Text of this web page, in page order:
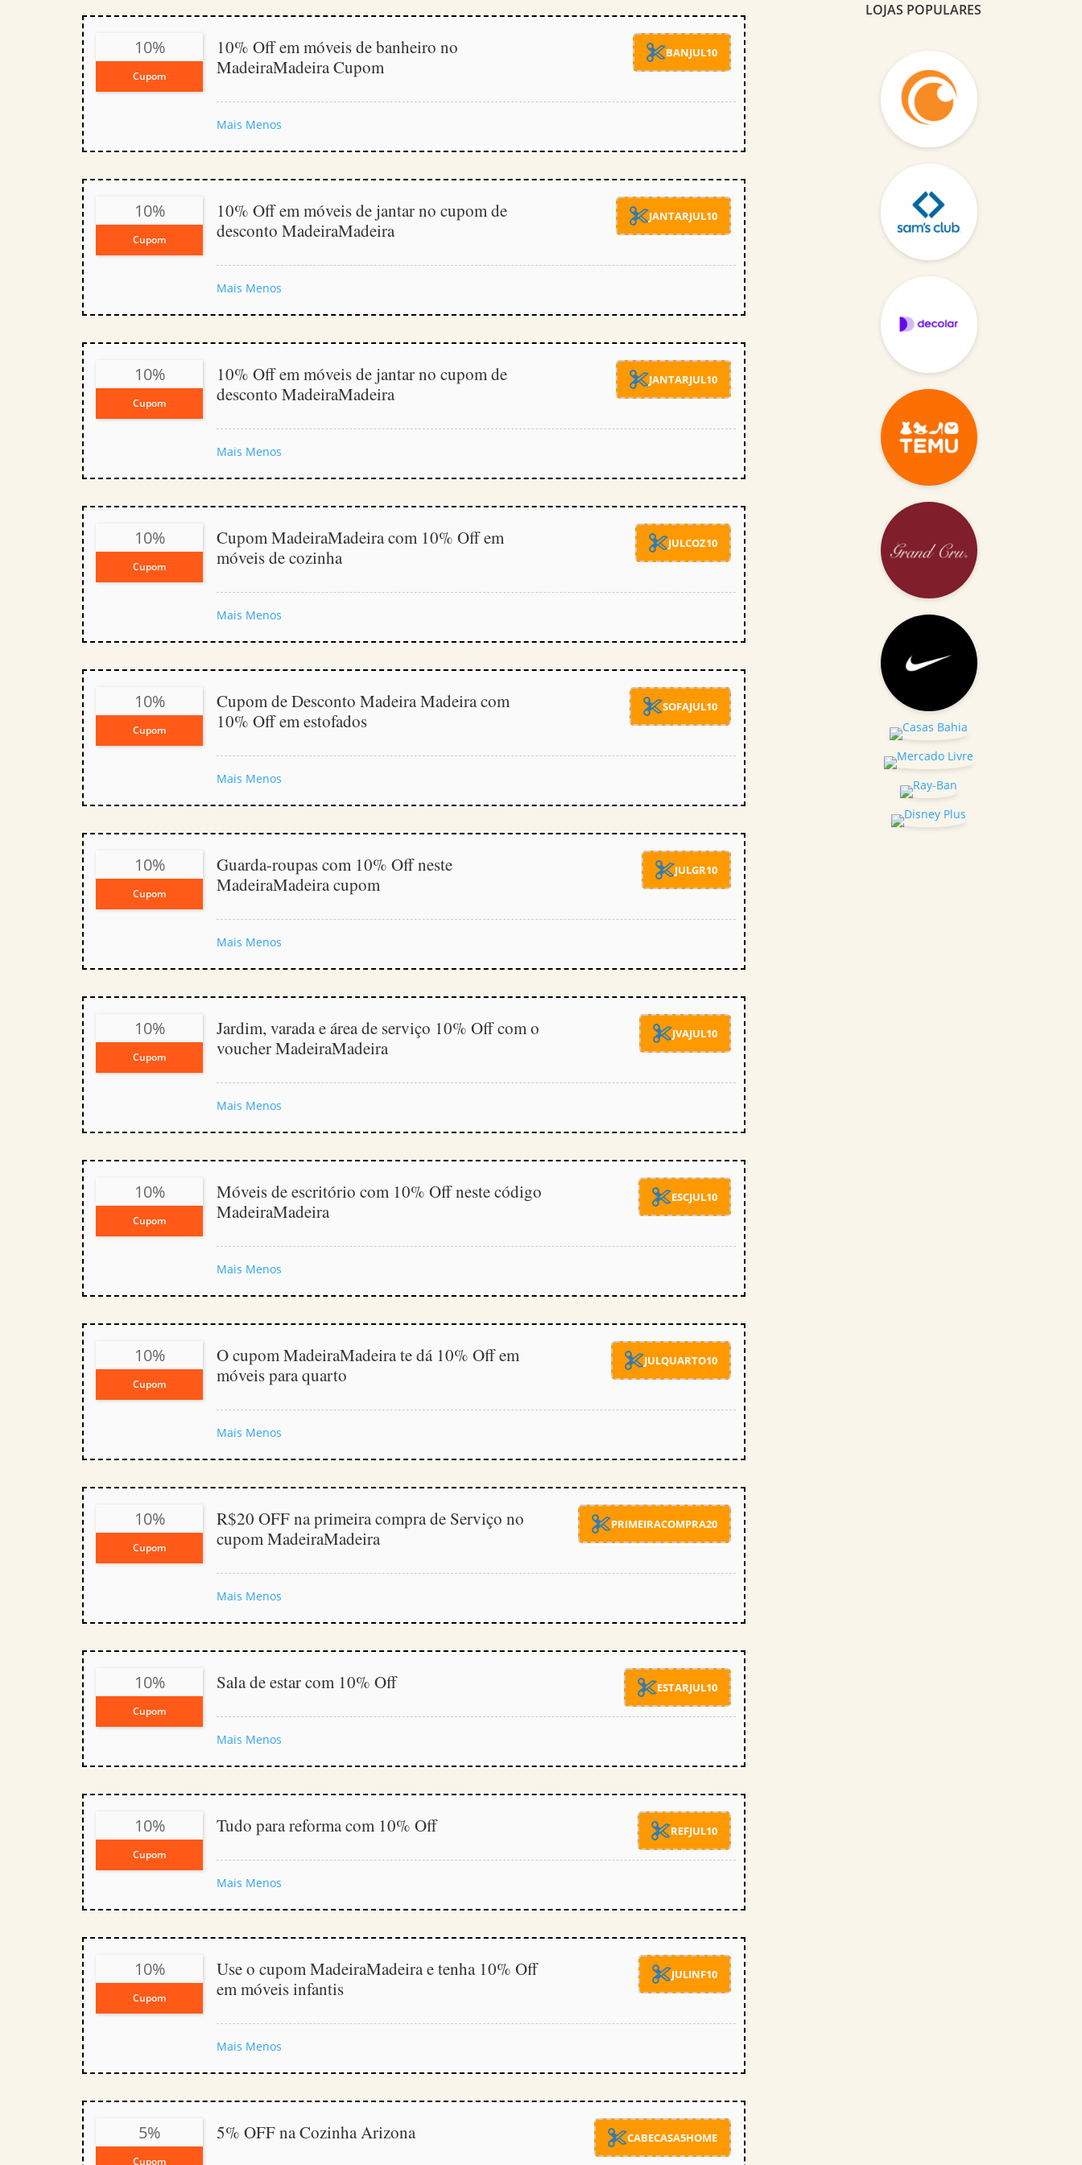
10%
Cupom
10% Off em móveis de banheiro no
MadeiraMadeira Cupom
BANJUL10
Mais Menos
10%
Cupom
10% Off em móveis de jantar no cupom de
desconto MadeiraMadeira
JANTARJUL10
Mais Menos
10%
Cupom
10% Off em móveis de jantar no cupom de
desconto MadeiraMadeira
JANTARJUL10
Mais Menos
10%
Cupom
Cupom MadeiraMadeira com 10% Off em
móveis de cozinha
JULCOZ10
Mais Menos
10%
Cupom
Cupom de Desconto Madeira Madeira com
10% Off em estofados
SOFAJUL10
Mais Menos
10%
Cupom
Guarda-roupas com 10% Off neste
MadeiraMadeira cupom
JULGR10
Mais Menos
10%
Cupom
Jardim, varada e área de serviço 10% Off com o
voucher MadeiraMadeira
JVAJUL10
Mais Menos
10%
Cupom
Móveis de escritório com 10% Off neste código
MadeiraMadeira
ESCJUL10
Mais Menos
10%
Cupom
O cupom MadeiraMadeira te dá 10% Off em
móveis para quarto
JULQUARTO10
Mais Menos
10%
Cupom
R$20 OFF na primeira compra de Serviço no
cupom MadeiraMadeira
PRIMEIRACOMPRA20
Mais Menos
10%
Cupom
Sala de estar com 10% Off ESTARJUL10
Mais Menos
10%
Cupom
Tudo para reforma com 10% Off REFJUL10
Mais Menos
10%
Cupom
Use o cupom MadeiraMadeira e tenha 10% Off
em móveis infantis
JULINF10
Mais Menos
5%
Cupom
5% OFF na Cozinha Arizona CABECASA5HOME
LOJAS POPULARES